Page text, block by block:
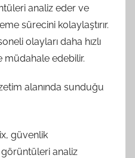
analiz eder ve
sürecini kolaylaştırır.
olayları daha hızlı
müdahale edebilir.
alanında sunduğu
güvenlik
analiz